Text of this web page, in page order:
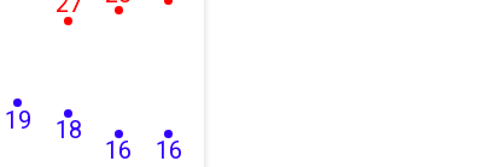
19 18
16 16